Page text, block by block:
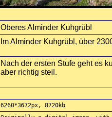
Oberes Alminder Kuhgrübl
Im Alminder Kuhgrübl, über
Nach der ersten Stufe geht es
aber richtig steil.
6260*3672px, 8720kb